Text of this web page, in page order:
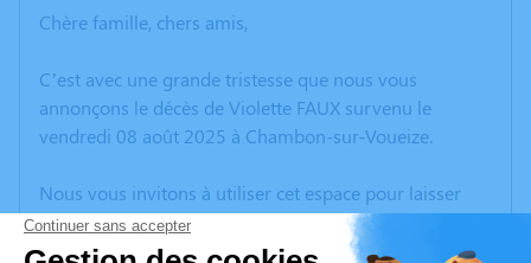
Chère famille, chers amis,
C’est avec une grande tristesse que nous vous
annonçons le décès de Violette FAUX survenu le
vendredi 08 août 2025 à Chambon-sur-Voueize.
Nous vous invitons à utiliser cet espace pour laisser
vos condoléances, partager des photos souvenirs, une
anecdote ou exprimer vos pensées à travers des